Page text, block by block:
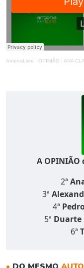
A OPINIÃO
2ª
3ª
4ª
5ª Duarte
6ª
AntenaLivre · OPINIÃO | ANA